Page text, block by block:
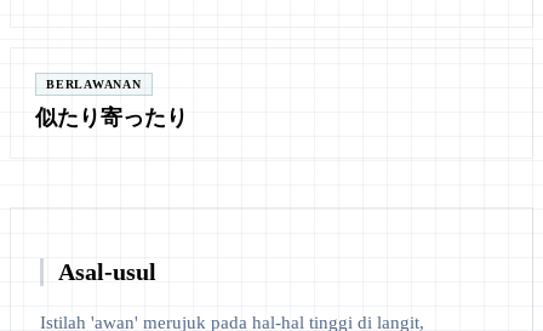
BERLAWANAN
似たり寄ったり
Asal-usul
Istilah 'awan' merujuk pada hal-hal tinggi di langit,